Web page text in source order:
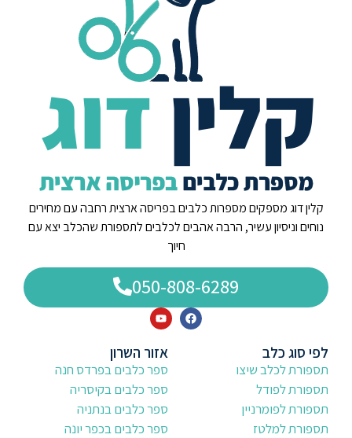
קלין דוג מספקים מספרות כלבים בפריסה ארצית רחבה עם מחירים
נוחים וניסיון עשיר, הרבה אהבים לכלבים לתספורת שהכלב יצא עם
חיוך
050-808-6289
לפי סוג כלב
תספורת לכלב שיצו
תספורת לפודל
תספורת לפומרניין
תספורת למלטז
אזור השרון
ספר כלבים בפרדס חנה
ספר כלבים בקיסריה
ספר כלבים בנתניה
ספר כלבים בכפר יונה